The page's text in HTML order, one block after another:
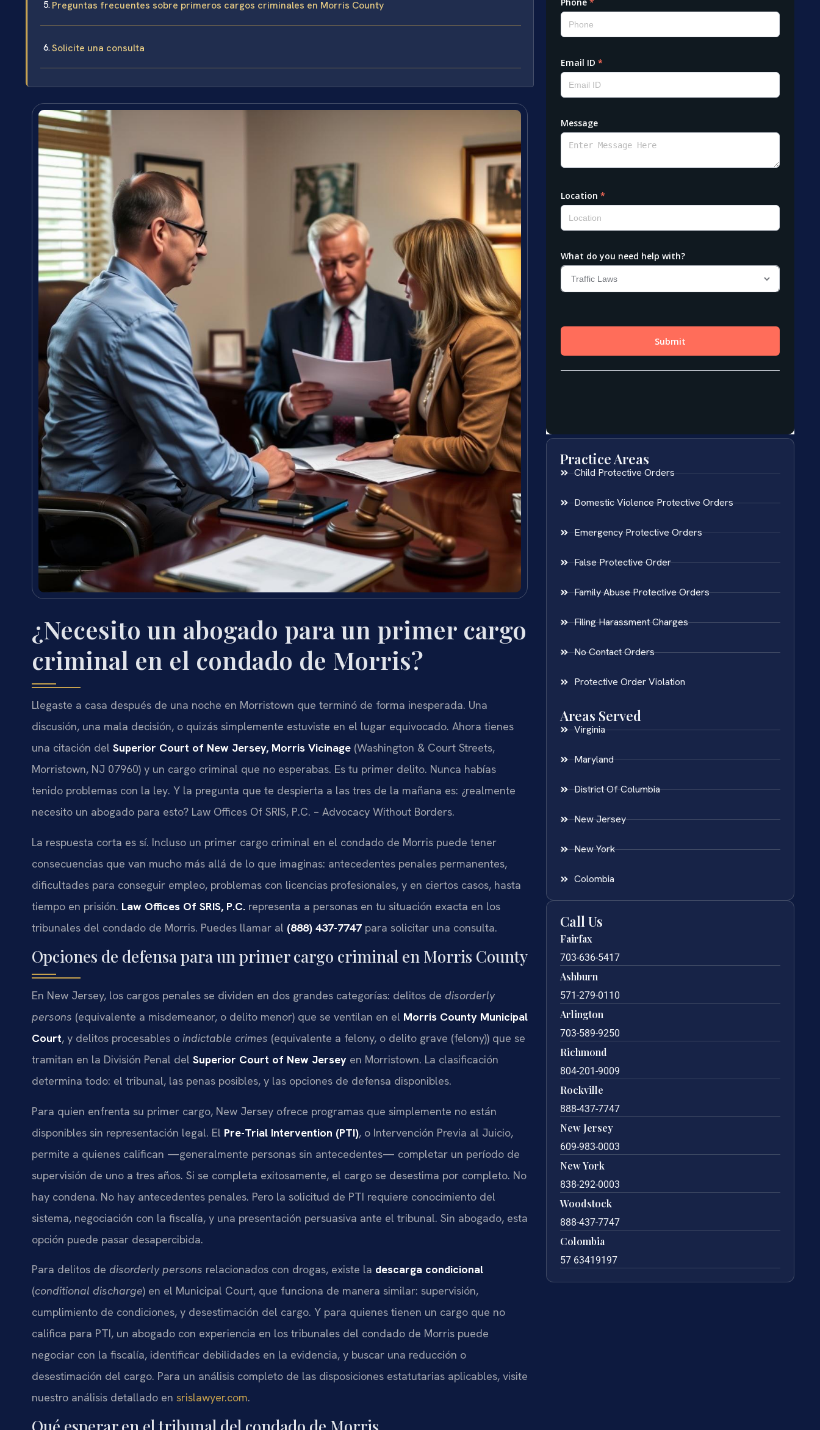
Preguntas frecuentes sobre primeros cargos criminales en Morris County
Solicite una consulta
¿Necesito un abogado para un primer cargo
criminal en el condado de Morris?
Llegaste a casa después de una noche en Morristown que terminó de forma inesperada. Una
discusión, una mala decisión, o quizás simplemente estuviste en el lugar equivocado. Ahora tienes
una citación del Superior Court of New Jersey, Morris Vicinage (Washington & Court Streets,
Morristown, NJ 07960) y un cargo criminal que no esperabas. Es tu primer delito. Nunca habías
tenido problemas con la ley. Y la pregunta que te despierta a las tres de la mañana es: ¿realmente
necesito un abogado para esto? Law Offices Of SRIS, P.C. – Advocacy Without Borders.
La respuesta corta es sí. Incluso un primer cargo criminal en el condado de Morris puede tener
consecuencias que van mucho más allá de lo que imaginas: antecedentes penales permanentes,
dificultades para conseguir empleo, problemas con licencias profesionales, y en ciertos casos, hasta
tiempo en prisión. Law Offices Of SRIS, P.C. representa a personas en tu situación exacta en los
tribunales del condado de Morris. Puedes llamar al (888) 437-7747 para solicitar una consulta.
Opciones de defensa para un primer cargo criminal en Morris County
En New Jersey, los cargos penales se dividen en dos grandes categorías: delitos de disorderly
persons (equivalente a misdemeanor, o delito menor) que se ventilan en el Morris County Municipal
Court, y delitos procesables o indictable crimes (equivalente a felony, o delito grave (felony)) que se
tramitan en la División Penal del Superior Court of New Jersey en Morristown. La clasificación
determina todo: el tribunal, las penas posibles, y las opciones de defensa disponibles.
Para quien enfrenta su primer cargo, New Jersey ofrece programas que simplemente no están
disponibles sin representación legal. El Pre-Trial Intervention (PTI), o Intervención Previa al Juicio,
permite a quienes califican —generalmente personas sin antecedentes— completar un período de
supervisión de uno a tres años. Si se completa exitosamente, el cargo se desestima por completo. No
hay condena. No hay antecedentes penales. Pero la solicitud de PTI requiere conocimiento del
sistema, negociación con la fiscalía, y una presentación persuasiva ante el tribunal. Sin abogado, esta
opción puede pasar desapercibida.
Para delitos de disorderly persons relacionados con drogas, existe la descarga condicional
(conditional discharge) en el Municipal Court, que funciona de manera similar: supervisión,
cumplimiento de condiciones, y desestimación del cargo. Y para quienes tienen un cargo que no
califica para PTI, un abogado con experiencia en los tribunales del condado de Morris puede
negociar con la fiscalía, identificar debilidades en la evidencia, y buscar una reducción o
desestimación del cargo. Para un análisis completo de las disposiciones estatutarias aplicables, visite
nuestro análisis detallado en srislawyer.com.
Practice Areas
Child Protective Orders
Domestic Violence Protective Orders
Emergency Protective Orders
False Protective Order
Family Abuse Protective Orders
Filing Harassment Charges
No Contact Orders
Protective Order Violation
Areas Served
Virginia
Maryland
District Of Columbia
New Jersey
New York
Colombia
Call Us
Fairfax
703-636-5417
Ashburn
571-279-0110
Arlington
703-589-9250
Richmond
804-201-9009
Rockville
888-437-7747
New Jersey
609-983-0003
New York
838-292-0003
Woodstock
888-437-7747
Colombia
57 63419197